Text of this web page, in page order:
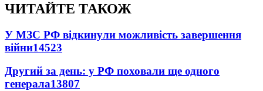
ЧИТАЙТЕ ТАКОЖ
У МЗС РФ відкинули можливість завершення
війни14523
Другий за день: у РФ поховали ще одного
генерала13807